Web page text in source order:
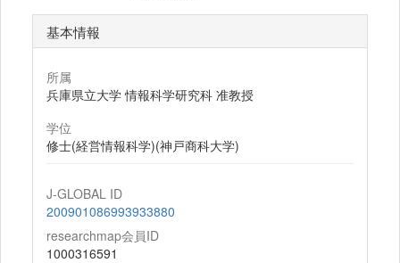
基本情報
所属
兵庫県立大学 情報科学研究科 准教授
学位
修士(経営情報科学)(神戸商科大学)
J-GLOBAL ID
200901086993933880
researchmap会員ID
1000316591